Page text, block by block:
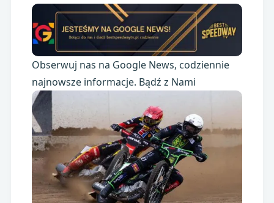
Obserwuj nas na Google News, codziennie
najnowsze informacje. Bądź z Nami